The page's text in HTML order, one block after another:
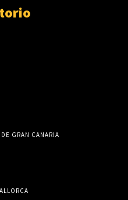
GRAN CANARIA